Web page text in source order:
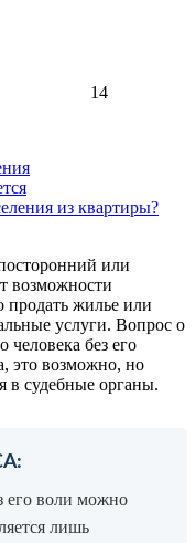
14
из квартиры?
или
возможности
продать жилье или
услуги. Вопрос о
без его
это возможно, но
в судебные органы.
его воли можно
лишь